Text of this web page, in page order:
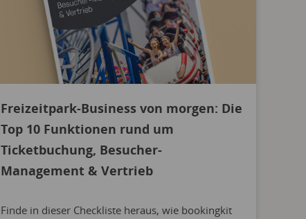
Freizeitpark-Business von morgen: Die
Top 10 Funktionen rund um
Ticketbuchung, Besucher-
Management & Vertrieb
Finde in dieser Checkliste heraus, wie bookingkit